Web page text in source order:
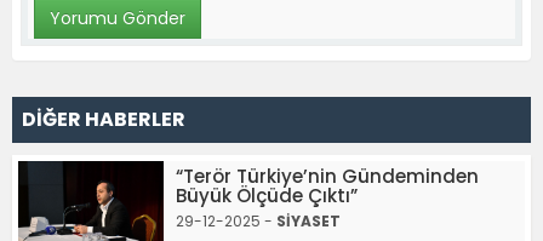
DİĞER HABERLER
“Terör Türkiye’nin Gündeminden
Büyük Ölçüde Çıktı”
29-12-2025 - SİYASET